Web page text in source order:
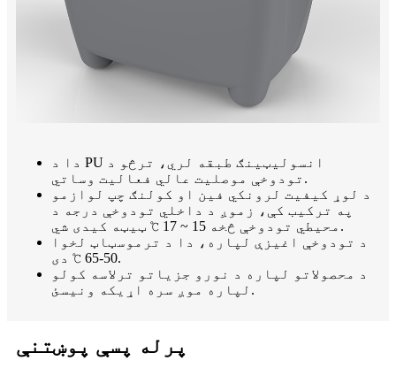
دا د PU انسولیټینګ طبقه لري، ترڅو د
تودوخې موصلیت عالي فعالیت وساتي.
د لوړ کیفیت لرونکي فین او کولنګ چپ لوازمو
په ترکیب کې، زموږ د داخلي تودوخې درجه د
محیطي تودوخې څخه 15 ~ 17 ℃ ټیټه کیدی شي.
د تودوخې اغیزې لپاره، دا د ترموسټاټ لخوا
50-65 ℃ دی.
د محصولاتو لپاره د نورو جزیاتو ترلاسه کولو
لپاره موږ سره اړیکه ونیسئ.
پرله پسې پوښتنې